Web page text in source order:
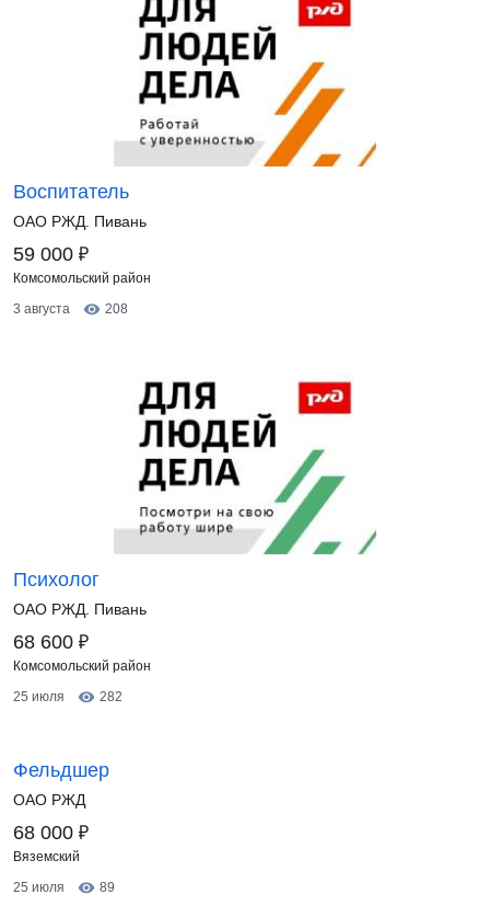
Воспитатель
ОАО РЖД. Пивань
59 000 ₽
Комсомольский район
3 августа
208
Психолог
ОАО РЖД. Пивань
68 600 ₽
Комсомольский район
25 июля
282
Фельдшер
ОАО РЖД
68 000 ₽
Вяземский
25 июля
89